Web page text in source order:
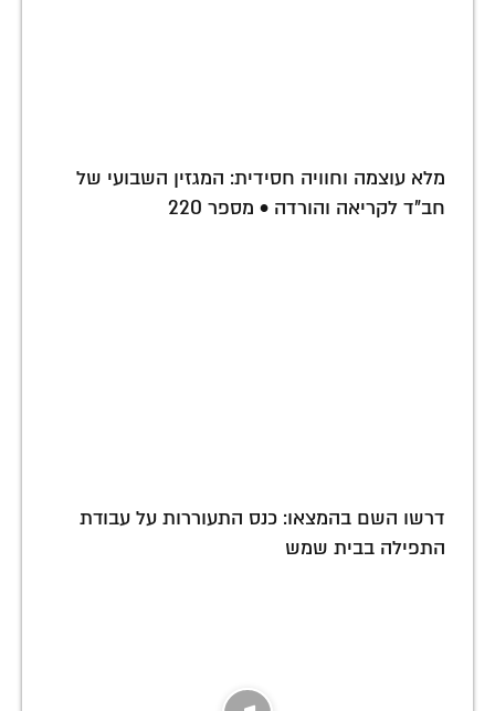
מלא עוצמה וחוויה חסידית: המגזין השבועי של
חב"ד לקריאה והורדה • מספר 220
דרשו השם בהמצאו: כנס התעוררות על עבודת
התפילה בבית שמש